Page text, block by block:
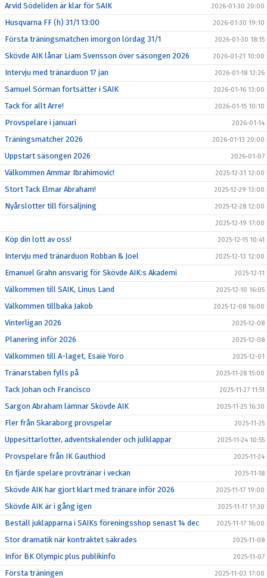
Arvid Södeliden är klar för SAIK 2026-01-30 20:00
Husqvarna FF (h) 31/1 13:00 2026-01-30 19:10
Första träningsmatchen imorgon lördag 31/1 2026-01-30 18:15
Skövde AIK lånar Liam Svensson över säsongen 2026 2026-01-21 10:00
Intervju med tränarduon 17 jan 2026-01-18 12:26
Samuel Sörman fortsätter i SAIK 2026-01-16 13:00
Tack för allt Arre! 2026-01-15 10:10
Provspelare i januari 2026-01-14
Träningsmatcher 2026 2026-01-13 20:00
Uppstart säsongen 2026 2026-01-07
Välkommen Ammar Ibrahimovic! 2025-12-31 12:00
Stort Tack Elmar Abraham! 2025-12-29 13:00
Nyårslotter till försäljning 2025-12-28 12:00
2025-12-19 17:00
Köp din lott av oss! 2025-12-15 10:41
Intervju med tränarduon Robban & Joel 2025-12-13 12:00
Emanuel Grahn ansvarig för Skövde AIK:s Akademi 2025-12-11
Välkommen till SAIK, Linus Land 2025-12-10 16:05
Välkommen tillbaka Jakob 2025-12-08 16:00
Vinterligan 2026 2025-12-08
Planering inför 2026 2025-12-08
Välkommen till A-laget, Esaië Yoro 2025-12-01
Tränarstaben fylls på 2025-11-28 15:00
Tack Johan och Francisco 2025-11-27 11:51
Sargon Abraham lämnar Skövde AIK 2025-11-25 16:30
Fler från Skaraborg provspelar 2025-11-25
Uppesittarlotter, adventskalender och julklappar 2025-11-24 10:55
Provspelare från IK Gauthiod 2025-11-24
En fjärde spelare provtränar i veckan 2025-11-18
Skövde AIK har gjort klart med tränare inför 2026 2025-11-17 19:00
Skövde AIK är i gång igen 2025-11-17 17:30
Beställ juklapparna i SAIKs föreningsshop senast 14 dec 2025-11-17 16:00
Stor dramatik när kontraktet säkrades 2025-11-08
Inför BK Olympic plus publikinfo 2025-11-07
Första träningen 2025-11-03 17:00